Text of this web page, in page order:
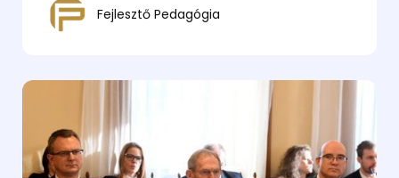
Fejlesztő Pedagógia